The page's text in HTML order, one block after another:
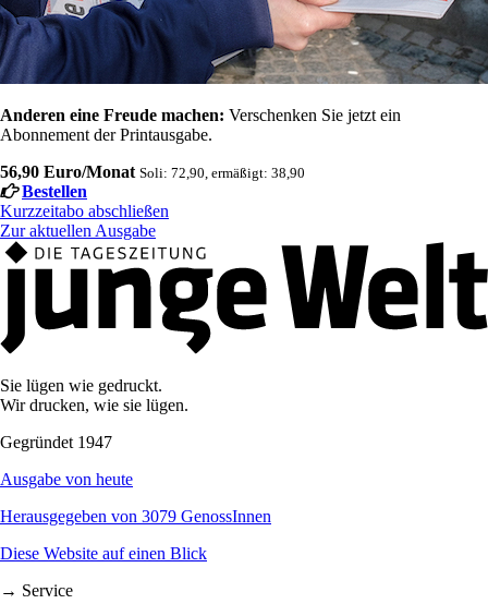
Anderen eine Freude machen: Verschenken Sie jetzt ein
Abonnement der Printausgabe.
56,90 Euro/Monat Soli: 72,90, ermäßigt: 38,90
Bestellen
Kurzzeitabo abschließen
Zur aktuellen Ausgabe
Sie lügen wie gedruckt.
Wir drucken, wie sie lügen.
Gegründet 1947
Ausgabe von heute
Herausgegeben von 3079 GenossInnen
Diese Website auf einen Blick
→ Service